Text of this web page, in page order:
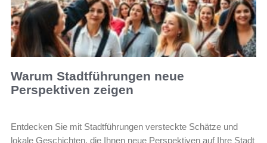
Warum Stadtführungen neue
Perspektiven zeigen
Entdecken Sie mit Stadtführungen versteckte Schätze und
lokale Geschichten, die Ihnen neue Perspektiven auf Ihre Stadt